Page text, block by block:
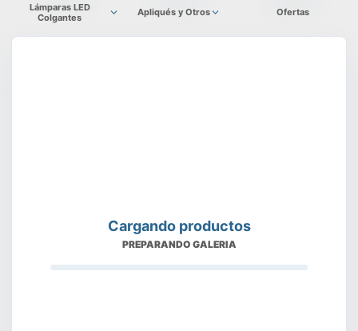
Lámparas LED
Colgantes
Apliqués y Otros Ofertas
Cargando productos
PREPARANDO GALERIA